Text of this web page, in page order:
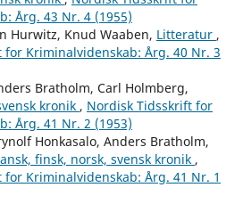
Årg. 43 Nr. 4 (1955)
Hurwitz, Knud Waaben, Litteratur ,
for Kriminalvidenskab: Årg. 40 Nr. 3
Bratholm, Carl Holmberg,
kronik , Nordisk Tidsskrift for
Årg. 41 Nr. 2 (1953)
Honkasalo, Anders Bratholm,
finsk, norsk, svensk kronik ,
Kriminalvidenskab: Årg. 41 Nr. 1